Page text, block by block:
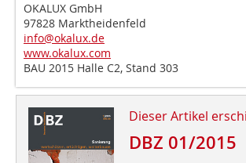
OKALUX GmbH
97828 Marktheidenfeld
info@okalux.de
www.okalux.com
BAU 2015 Halle C2, Stand 303
Dieser Artikel
DBZ 01/2015